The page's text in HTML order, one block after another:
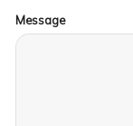
Message